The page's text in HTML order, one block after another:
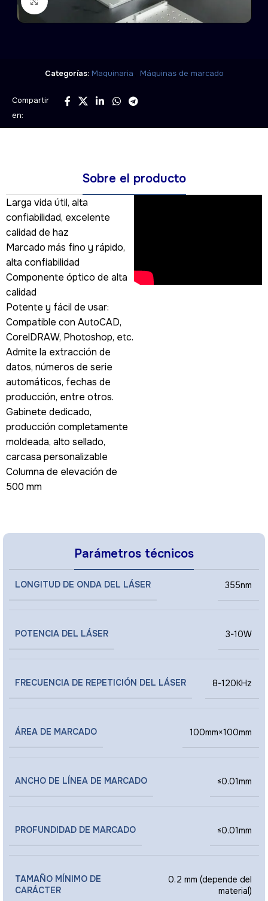
Categorías: Maquinaria Máquinas de marcado
Compartir
en:
Sobre el producto
Larga vida útil, alta
confiabilidad, excelente
calidad de haz
Marcado más fino y rápido,
alta confiabilidad
Componente óptico de alta
calidad
Potente y fácil de usar:
Compatible con AutoCAD,
CorelDRAW, Photoshop, etc.
Admite la extracción de
datos, números de serie
automáticos, fechas de
producción, entre otros.
Gabinete dedicado,
producción completamente
moldeada, alto sellado,
carcasa personalizable
Columna de elevación de
500 mm
Parámetros técnicos
LONGITUD DE ONDA DEL LÁSER 355nm
POTENCIA DEL LÁSER 3-10W
FRECUENCIA DE REPETICIÓN DEL LÁSER 8-120KHz
ÁREA DE MARCADO 100mm×100mm
ANCHO DE LÍNEA DE MARCADO ≤0.01mm
PROFUNDIDAD DE MARCADO ≤0.01mm
TAMAÑO MÍNIMO DE
CARÁCTER
0.2 mm (depende del
material)